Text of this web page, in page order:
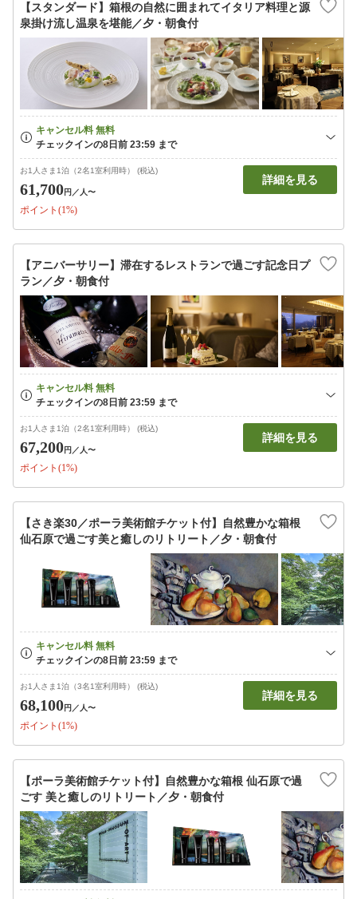
【スタンダード】箱根の自然に囲まれてイタリア料理と源
泉掛け流し温泉を堪能／夕・朝食付
お1人さま1泊（2名1室利用時） (税込)
61,700円 ／人〜
ポイント(1%)
詳細を見る
【アニバーサリー】滞在するレストランで過ごす記念日プ
ラン／夕・朝食付
お1人さま1泊（2名1室利用時） (税込)
67,200円 ／人〜
ポイント(1%)
詳細を見る
【さき楽30／ポーラ美術館チケット付】自然豊かな箱根
仙石原で過ごす美と癒しのリトリート／夕・朝食付
お1人さま1泊（3名1室利用時） (税込)
68,100円 ／人〜
ポイント(1%)
詳細を見る
【ポーラ美術館チケット付】自然豊かな箱根 仙石原で過
ごす 美と癒しのリトリート／夕・朝食付